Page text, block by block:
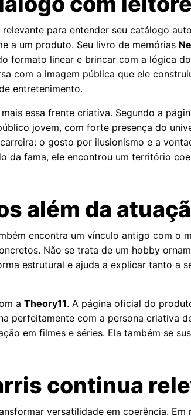
para entender seu catálogo
a um produto. Seu livro de memórias
formato linear e brincar com a lógica
com a imagem pública que ele
entretenimento.
essa frente criativa. Segundo a
jovem, com forte presença do
o gosto por ilusionismo e a
da fama, ele encontrou um território
além da
encontra um vínculo antigo com o
Não se trata de um hobby
estrutural e ajuda a explicar tanto a
a Theory11. A página oficial do
perfeitamente com a persona criativa
em filmes e séries. Ela também se
continua
versatilidade em coerência.